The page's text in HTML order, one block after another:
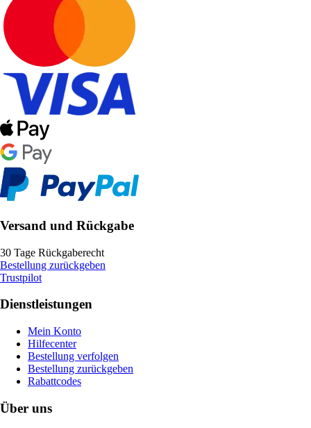
Versand und Rückgabe
30 Tage Rückgaberecht
Bestellung zurückgeben
Trustpilot
Dienstleistungen
Mein Konto
Hilfecenter
Bestellung verfolgen
Bestellung zurückgeben
Rabattcodes
Über uns